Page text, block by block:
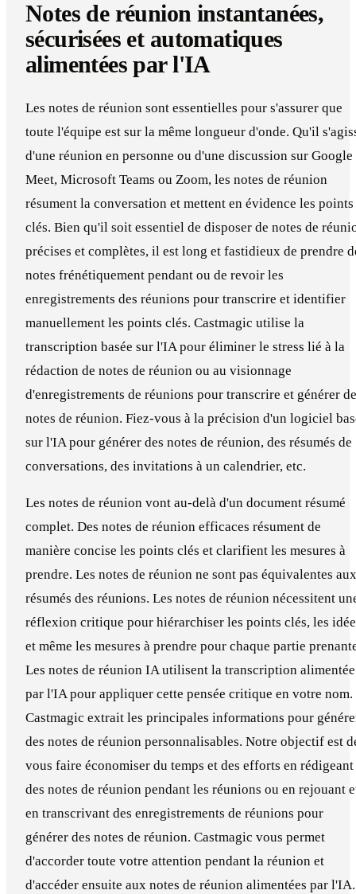
Notes de réunion instantanées,
sécurisées et automatiques
alimentées par l'IA
Les notes de réunion sont essentielles pour s'assurer que
toute l'équipe est sur la même longueur d'onde. Qu'il
d'une réunion en personne ou d'une discussion sur Google
Meet, Microsoft Teams ou Zoom, les notes de réunion
résument la conversation et mettent en évidence les points
clés. Bien qu'il soit essentiel de disposer de notes de
précises et complètes, il est long et fastidieux de prendre
notes frénétiquement pendant ou de revoir les
enregistrements des réunions pour transcrire et identifier
manuellement les points clés. Castmagic utilise la
transcription basée sur l'IA pour éliminer le stress lié à la
rédaction de notes de réunion ou au visionnage
d'enregistrements de réunions pour transcrire et générer
notes de réunion. Fiez-vous à la précision d'un logiciel
sur l'IA pour générer des notes de réunion, des résumés de
conversations, des invitations à un calendrier, etc.
Les notes de réunion vont au-delà d'un document résumé
complet. Des notes de réunion efficaces résument de
manière concise les points clés et clarifient les mesures à
prendre. Les notes de réunion ne sont pas équivalentes aux
résumés des réunions. Les notes de réunion nécessitent
réflexion critique pour hiérarchiser les points clés, les
et même les mesures à prendre pour chaque partie
Les notes de réunion IA utilisent la transcription alimentée
par l'IA pour appliquer cette pensée critique en votre nom.
Castmagic extrait les principales informations pour
des notes de réunion personnalisables. Notre objectif est
vous faire économiser du temps et des efforts en rédigeant
des notes de réunion pendant les réunions ou en rejouant
en transcrivant des enregistrements de réunions pour
générer des notes de réunion. Castmagic vous permet
d'accorder toute votre attention pendant la réunion et
d'accéder ensuite aux notes de réunion alimentées par l'IA.